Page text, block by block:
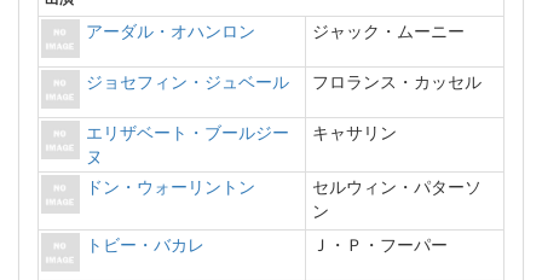
アーダル・オハンロン ジャック・ムーニー
ジョセフィン・ジュベール フロランス・カッセル
エリザベート・ブールジー
ヌ
キャサリン
ドン・ウォーリントン
セルウィン・パターソ
ン
トビー・バカレ
Ｊ・Ｐ・フーパー